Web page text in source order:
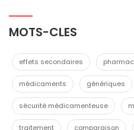
MOTS-CLES
effets secondaires
médicaments génériques
sécurité médicamenteuse
traitement comparaison